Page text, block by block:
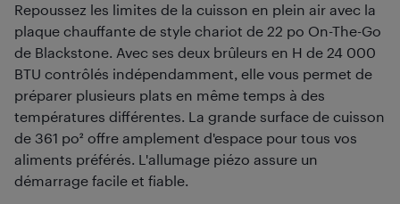
Repoussez les limites de la cuisson en plein air avec la
plaque chauffante de style chariot de 22 po On-The-Go
de Blackstone. Avec ses deux brûleurs en H de 24 000
BTU contrôlés indépendamment, elle vous permet de
préparer plusieurs plats en même temps à des
températures différentes. La grande surface de cuisson
de 361 po² offre amplement d'espace pour tous vos
aliments préférés. L'allumage piézo assure un
démarrage facile et fiable.